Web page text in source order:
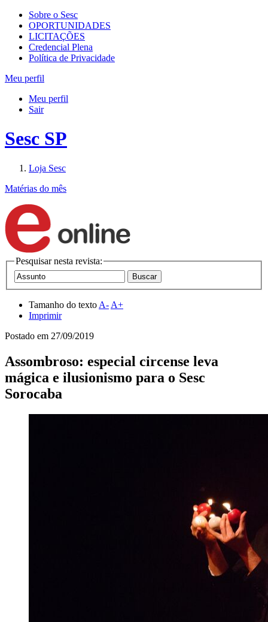
Sobre o Sesc
OPORTUNIDADES
LICITAÇÕES
Credencial Plena
Política de Privacidade
Meu perfil
Meu perfil
Sair
Sesc SP
Loja Sesc
Matérias do mês
Pesquisar nesta revista:
Tamanho do texto A- A+
Imprimir
Postado em 27/09/2019
Assombroso: especial circense leva
mágica e ilusionismo para o Sesc
Sorocaba